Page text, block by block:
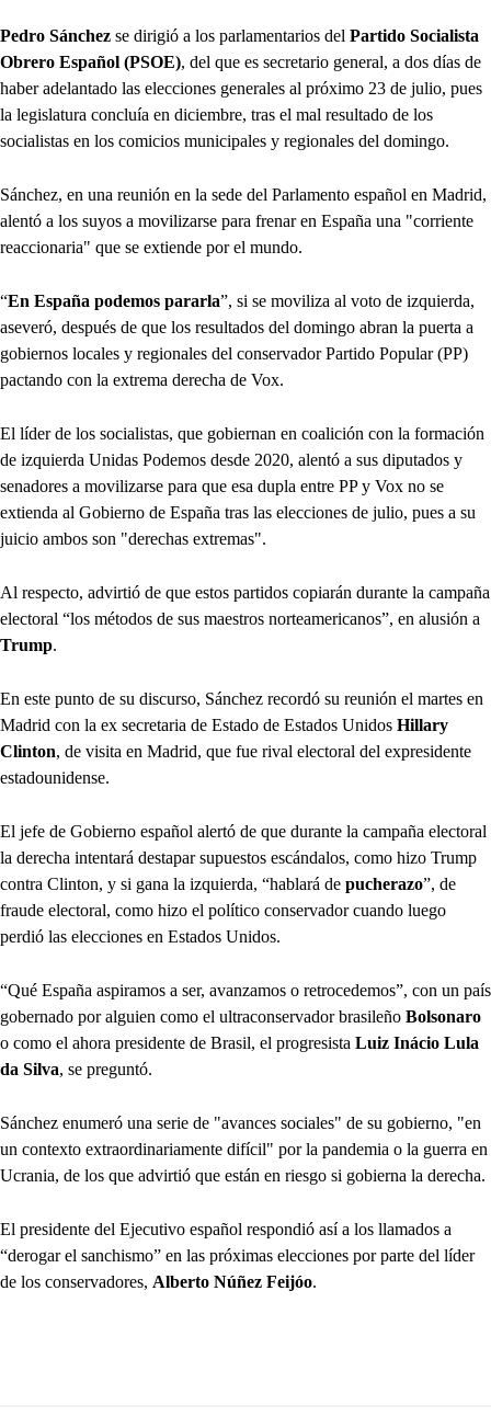
Pedro Sánchez se dirigió a los parlamentarios del Partido Socialista
Obrero Español (PSOE), del que es secretario general, a dos días de
haber adelantado las elecciones generales al próximo 23 de julio, pues
la legislatura concluía en diciembre, tras el mal resultado de los
socialistas en los comicios municipales y regionales del domingo.
Sánchez, en una reunión en la sede del Parlamento español en Madrid,
alentó a los suyos a movilizarse para frenar en España una "corriente
reaccionaria" que se extiende por el mundo.
“En España podemos pararla”, si se moviliza al voto de izquierda,
aseveró, después de que los resultados del domingo abran la puerta a
gobiernos locales y regionales del conservador Partido Popular (PP)
pactando con la extrema derecha de Vox.
El líder de los socialistas, que gobiernan en coalición con la formación
de izquierda Unidas Podemos desde 2020, alentó a sus diputados y
senadores a movilizarse para que esa dupla entre PP y Vox no se
extienda al Gobierno de España tras las elecciones de julio, pues a su
juicio ambos son "derechas extremas".
Al respecto, advirtió de que estos partidos copiarán durante la campaña
electoral “los métodos de sus maestros norteamericanos”, en alusión a
Trump.
En este punto de su discurso, Sánchez recordó su reunión el martes en
Madrid con la ex secretaria de Estado de Estados Unidos Hillary
Clinton, de visita en Madrid, que fue rival electoral del expresidente
estadounidense.
El jefe de Gobierno español alertó de que durante la campaña electoral
la derecha intentará destapar supuestos escándalos, como hizo Trump
contra Clinton, y si gana la izquierda, “hablará de pucherazo”, de
fraude electoral, como hizo el político conservador cuando luego
perdió las elecciones en Estados Unidos.
“Qué España aspiramos a ser, avanzamos o retrocedemos”, con un país
gobernado por alguien como el ultraconservador brasileño Bolsonaro
o como el ahora presidente de Brasil, el progresista Luiz Inácio Lula
da Silva, se preguntó.
Sánchez enumeró una serie de "avances sociales" de su gobierno, "en
un contexto extraordinariamente difícil" por la pandemia o la guerra en
Ucrania, de los que advirtió que están en riesgo si gobierna la derecha.
El presidente del Ejecutivo español respondió así a los llamados a
“derogar el sanchismo” en las próximas elecciones por parte del líder
de los conservadores, Alberto Núñez Feijóo.